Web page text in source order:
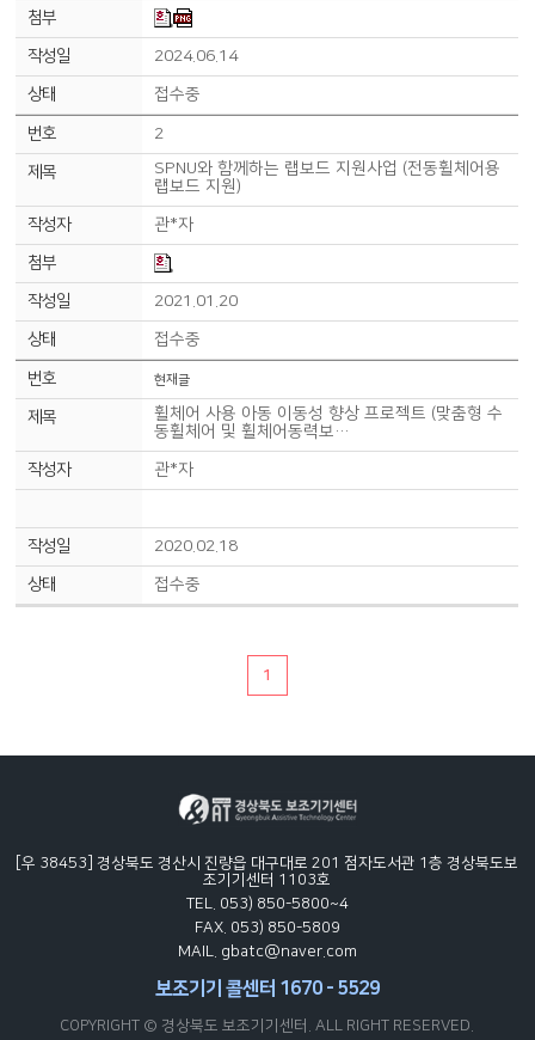
2024.06.14
접수중
2
SPNU와 함께하는 랩보드 지원사업 (전동휠체어용
랩보드 지원)
관*자
2021.01.20
접수중
현재글
휠체어 사용 아동 이동성 향상 프로젝트 (맞춤형 수
동휠체어 및 휠체어동력보…
관*자
2020.02.18
접수중
1
[우 38453] 경상북도 경산시 진량읍 대구대로 201 점자도서관 1층 경상북도보
조기기센터 1103호
TEL. 053) 850-5800~4
FAX. 053) 850-5809
MAIL. gbatc@naver.com
보조기기 콜센터 1670 - 5529
COPYRIGHT © 경상북도 보조기기센터. ALL RIGHT RESERVED.